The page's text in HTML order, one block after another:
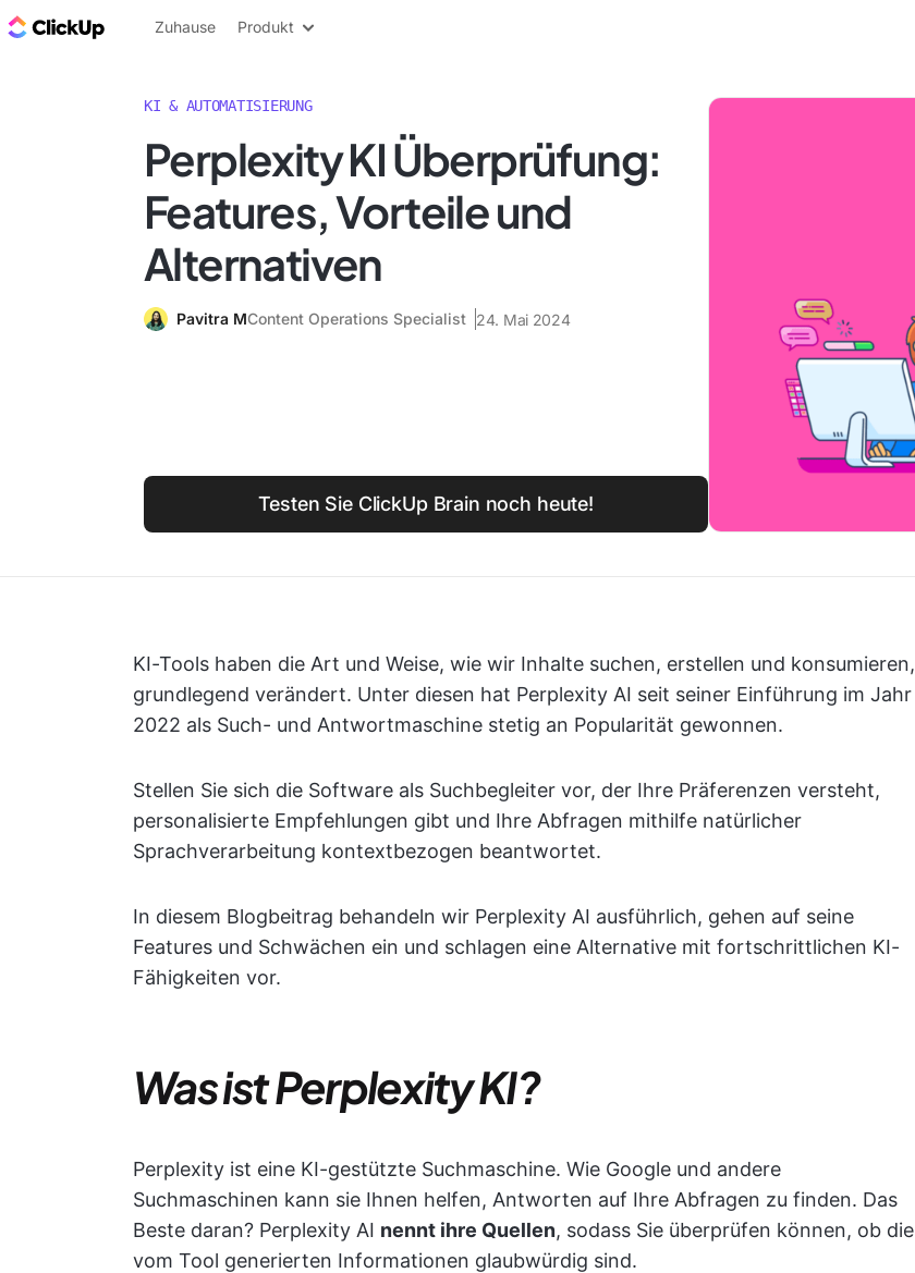
ClickUp Blog
Zuhause Produkt
KI & AUTOMATISIERUNG
Perplexity KI Überprüfung:
Features, Vorteile und
Alternativen
Pavitra MContent Operations Specialist 24. Mai 2024
Testen Sie ClickUp Brain noch heute!
KI-Tools haben die Art und Weise, wie wir Inhalte suchen, erstellen und konsumieren,
grundlegend verändert. Unter diesen hat Perplexity AI seit seiner Einführung im Jahr
2022 als Such- und Antwortmaschine stetig an Popularität gewonnen.
Stellen Sie sich die Software als Suchbegleiter vor, der Ihre Präferenzen versteht,
personalisierte Empfehlungen gibt und Ihre Abfragen mithilfe natürlicher
Sprachverarbeitung kontextbezogen beantwortet.
In diesem Blogbeitrag behandeln wir Perplexity AI ausführlich, gehen auf seine
Features und Schwächen ein und schlagen eine Alternative mit fortschrittlichen KI-
Fähigkeiten vor.
Was ist Perplexity KI?
Perplexity ist eine KI-gestützte Suchmaschine. Wie Google und andere
Suchmaschinen kann sie Ihnen helfen, Antworten auf Ihre Abfragen zu finden. Das
Beste daran? Perplexity AI nennt ihre Quellen, sodass Sie überprüfen können, ob die
vom Tool generierten Informationen glaubwürdig sind.